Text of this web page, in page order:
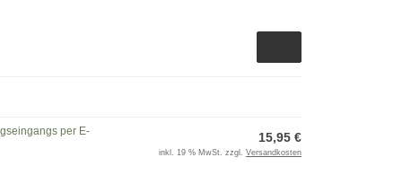
per E-
15,95 €
inkl. 19 % MwSt. zzgl. Versandkosten